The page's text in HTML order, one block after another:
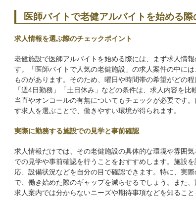
医師バイトで老健アルバイトを始める際
求人情報を選ぶ際のチェックポイント
老健施設で医師アルバイトを始める際には、まず求人情
す。「医師バイトで人気の老健施設」の求人案件の中に
ものがあります。そのため、曜日や時間帯の希望がどの
「週4日勤務」「土日休み」などの条件は、求人内容を比
当直やオンコールの有無についてもチェックが必要です
す求人を選ぶことで、働きやすい環境が得られます。
実際に勤務する施設での見学と事前確認
求人情報だけでは、その老健施設の具体的な環境や雰囲
での見学や事前確認を行うことをおすすめします。施設
応、設備状況などを自分の目で確認できます。特に、実
で、働き始めた際のギャップを減らせるでしょう。また
求人案内では分からないニーズや期待事項などを知ること